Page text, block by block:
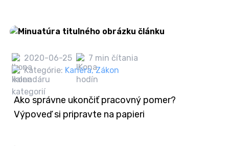
2020-06-25
7 min čítania
Kategórie: Kariéra, Zákon
Ako správne ukončiť pracovný pomer?
Výpoveď si pripravte na papieri